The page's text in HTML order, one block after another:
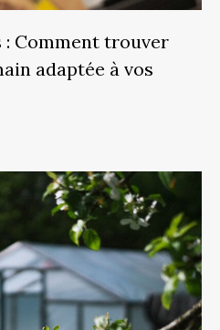
Comment trouver
adaptée à vos